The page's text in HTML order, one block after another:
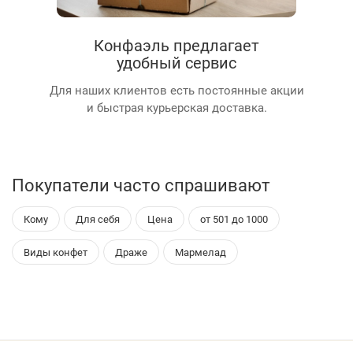
Конфаэль предлагает
удобный сервис
Для наших клиентов есть постоянные акции
и быстрая курьерская доставка.
Покупатели часто спрашивают
Кому Для себя Цена от 501 до 1000
Виды конфет Драже Мармелад